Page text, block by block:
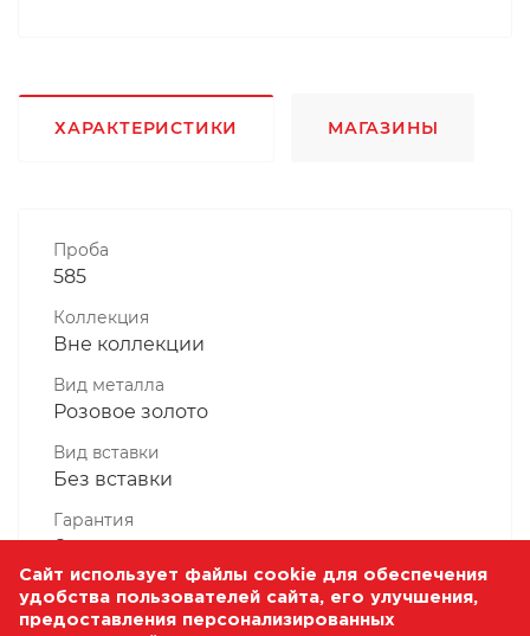
ХАРАКТЕРИСТИКИ МАГАЗИНЫ
Проба
585
Коллекция
Вне коллекции
Вид металла
Розовое золото
Вид вставки
Без вставки
Гарантия
6 месяцев
Комплектность, шт
1 Штука
Сайт использует файлы cookie для обеспечения
удобства пользователей сайта, его улучшения,
предоставления персонализированных